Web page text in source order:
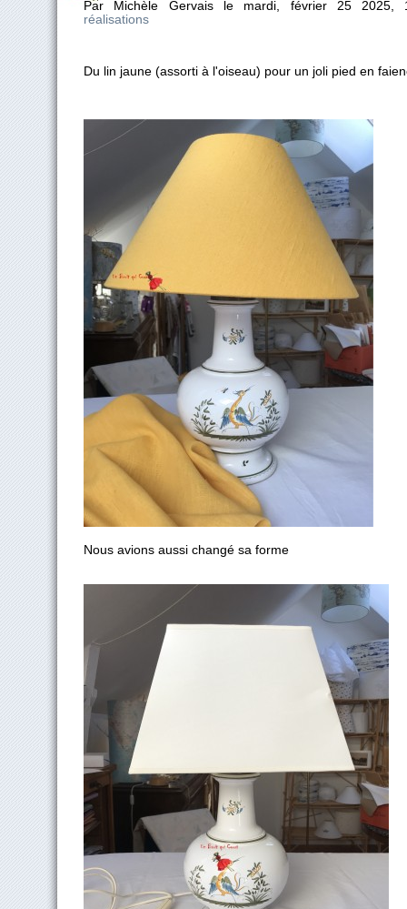
Par Michèle Gervais le mardi, février 25
réalisations
Du lin jaune (assorti à l'oiseau) pour un joli pied en
Nous avions aussi changé sa forme